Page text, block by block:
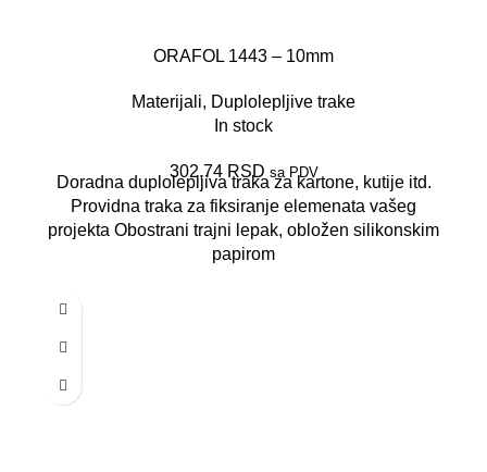
ORAFOL 1443 – 10mm
Materijali, Duplolepljive trake
In stock
302,74 RSD sa PDV
Doradna duplolepljiva traka za kartone, kutije itd.
Providna traka za fiksiranje elemenata vašeg
projekta Obostrani trajni lepak, obložen silikonskim
papirom